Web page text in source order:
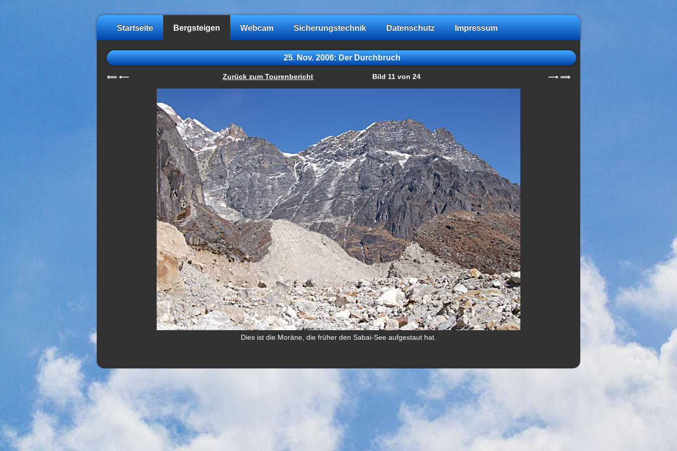
Startseite Bergsteigen Webcam Sicherungstechnik Datenschutz Impressum
25. Nov. 2006: Der Durchbruch
⟸ ⟵ Zurück zum Tourenbericht Bild 11 von 24 ⟶ ⟹
Dies ist die Moräne, die früher den Sabai-See aufgestaut hat.